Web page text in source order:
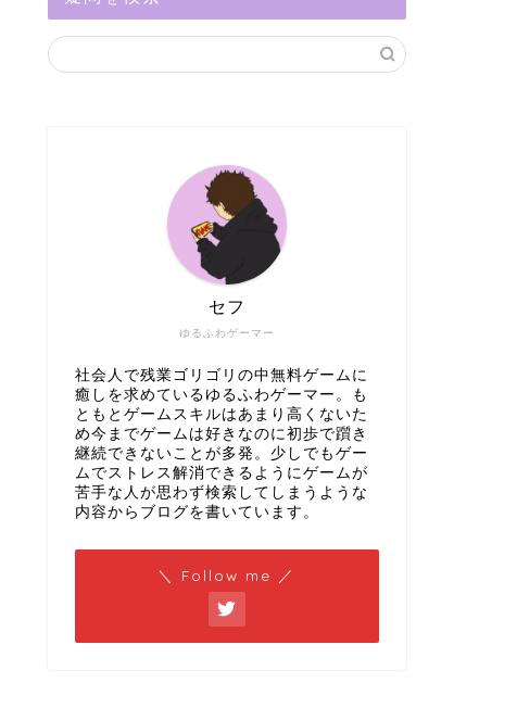
ゆるふわゲーマー
セフ
社会人で残業ゴリゴリの中無料ゲームに
癒しを求めているゆるふわゲーマー。も
ともとゲームスキルはあまり高くないた
め今までゲームは好きなのに初歩で躓き
継続できないことが多発。少しでもゲー
ムでストレス解消できるようにゲームが
苦手な人が思わず検索してしまうような
内容からブログを書いています。
＼ Follow me ／